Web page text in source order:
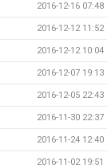
2016-12-16 07:48
2016-12-12 11:52
2016-12-12 10:04
2016-12-07 19:13
2016-12-05 22:43
2016-11-30 22:37
2016-11-24 12:40
2016-11-02 19:51